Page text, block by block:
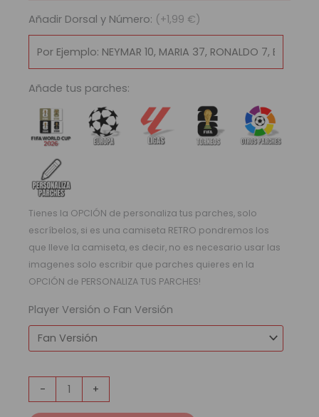
Añadir Dorsal y Número: (+1,99 €)
Añade tus parches:
Tienes la OPCIÓN de personaliza tus parches, solo
escríbelos, si es una camiseta RETRO pondremos los
que lleve la camiseta, es decir, no es necesario usar las
imagenes solo escribir que parches quieres en la
OPCIÓN de PERSONALIZA TUS PARCHES!
Player Versión o Fan Versión
-
2010
|
Local
cantidad
+